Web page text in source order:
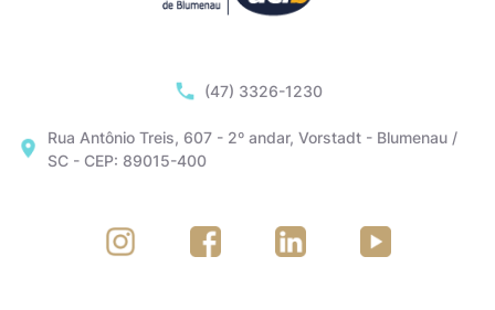
(47) 3326-1230
Rua Antônio Treis, 607 - 2º andar, Vorstadt - Blumenau /
SC - CEP: 89015-400